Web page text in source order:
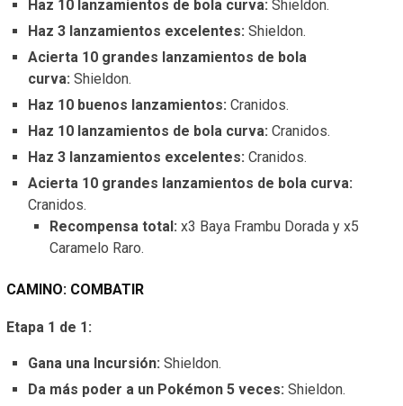
Haz 10 lanzamientos de bola curva: Shieldon.
Haz 3 lanzamientos excelentes: Shieldon.
Acierta 10 grandes lanzamientos de bola
curva: Shieldon.
Haz 10 buenos lanzamientos: Cranidos.
Haz 10 lanzamientos de bola curva: Cranidos.
Haz 3 lanzamientos excelentes: Cranidos.
Acierta 10 grandes lanzamientos de bola curva:
Cranidos.
Recompensa total: x3 Baya Frambu Dorada y x5
Caramelo Raro.
CAMINO: COMBATIR
Etapa 1 de 1:
Gana una Incursión: Shieldon.
Da más poder a un Pokémon 5 veces: Shieldon.